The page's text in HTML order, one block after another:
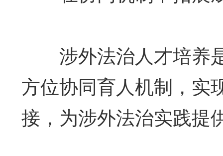
涉外法治人才培养
方位协同育人机制，实
接，为涉外法治实践提